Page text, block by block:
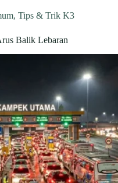
, Tips & Trik K3
Balik Lebaran